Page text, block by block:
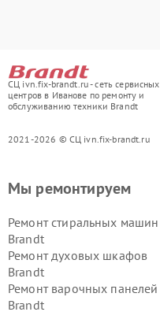
СЦ ivn.fix-brandt.ru - сеть сервисных
центров в Иванове по ремонту и
обслуживанию техники Brandt
2021-2026 © СЦ ivn.fix-brandt.ru
Мы ремонтируем
Ремонт стиральных машин
Brandt
Ремонт духовых шкафов
Brandt
Ремонт варочных панелей
Brandt